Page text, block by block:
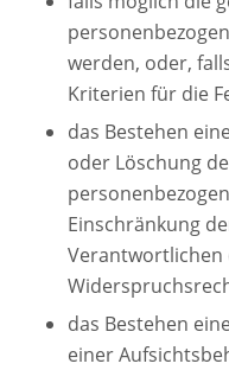
werden, oder,
Kriterien für die
das Bestehen
oder Löschung
Einschränkung
Verantwortlichen
das Bestehen
einer